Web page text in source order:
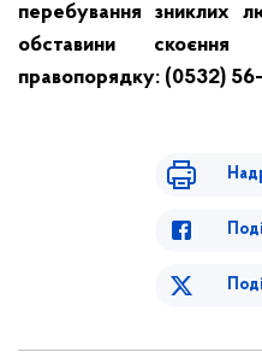
перебування зниклих
обставини
правопорядку: (0532)